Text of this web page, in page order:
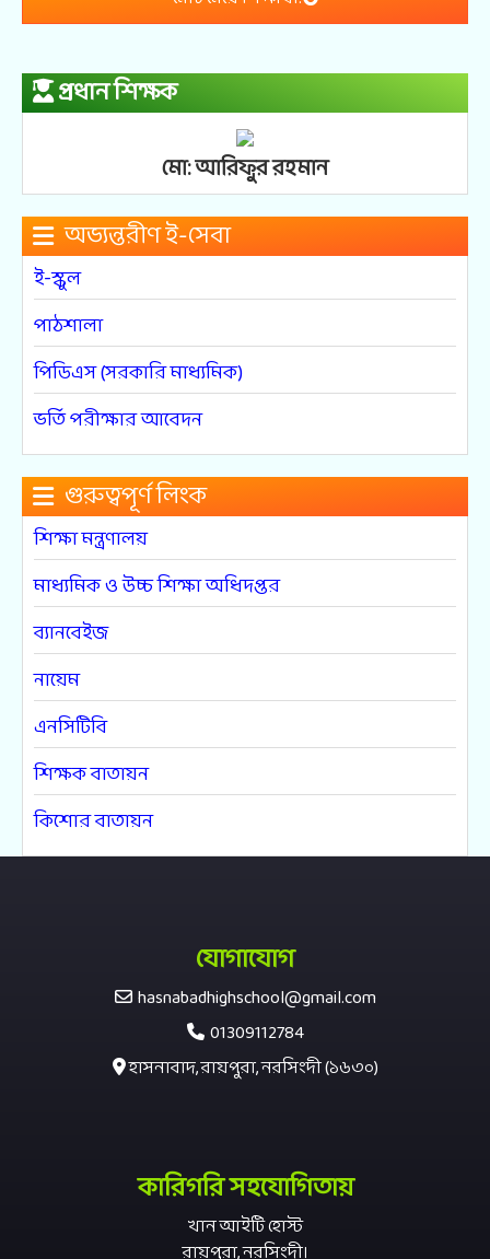
প্রধান শিক্ষক
মো: আরিফুর রহমান
অভ্যন্তরীণ ই-সেবা
ই-স্কুল
পাঠশালা
পিডিএস (সরকারি মাধ্যমিক)
ভর্তি পরীক্ষার আবেদন
গুরুত্বপূর্ণ লিংক
শিক্ষা মন্ত্রণালয়
মাধ্যমিক ও উচ্চ শিক্ষা অধিদপ্তর
ব্যানবেইজ
নায়েম
এনসিটিবি
শিক্ষক বাতায়ন
কিশোর বাতায়ন
যোগাযোগ
hasnabadhighschool@gmail.com
01309112784
হাসনাবাদ, রায়পুরা, নরসিংদী (১৬৩০)
কারিগরি সহযোগিতায়
খান আইটি হোস্ট